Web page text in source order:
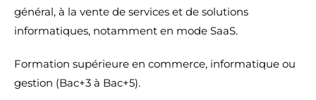
général, à la vente de services et de solutions
informatiques, notamment en mode SaaS.
Formation supérieure en commerce, informatique ou
gestion (Bac+3 à Bac+5).